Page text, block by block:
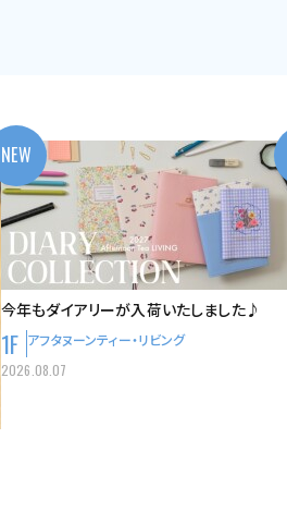
NEW
今年もダイアリーが入荷いたしました♪
1F アフタヌーンティー・リビング
2026.08.07